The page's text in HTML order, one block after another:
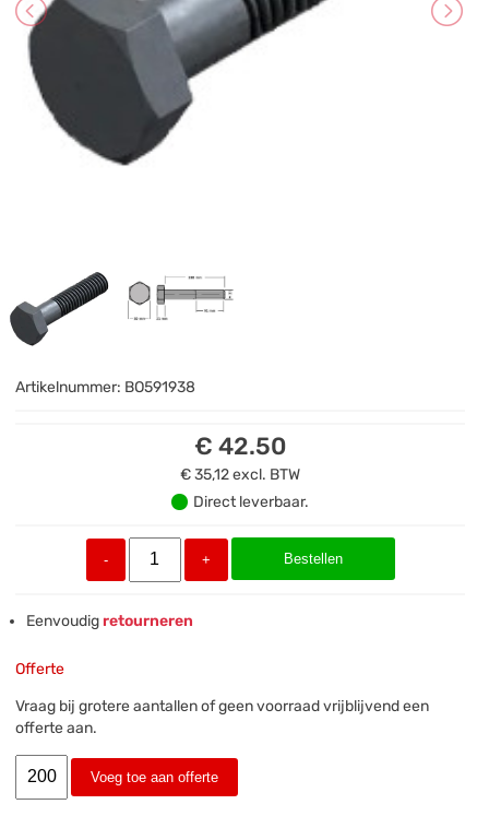
Artikelnummer: BO591938
€ 42.50
€ 35,12excl. BTW
Direct leverbaar.
- + Bestellen
Eenvoudigretourneren
Offerte
Vraag bij grotere aantallen of geen voorraad vrijblijvend een
offerte aan.
Voeg toe aan offerte